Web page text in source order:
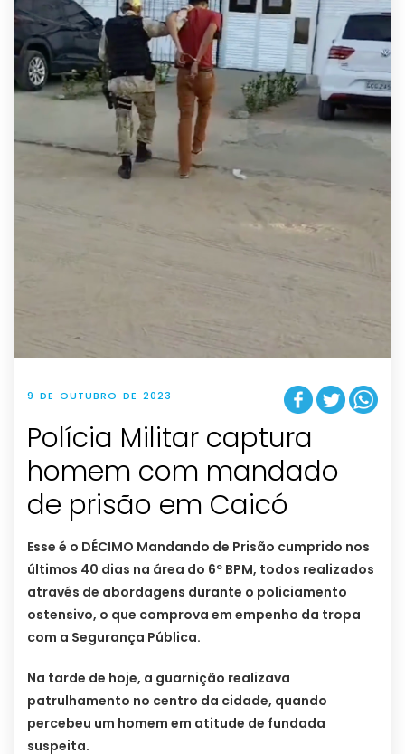
9 DE OUTUBRO DE 2023
Polícia Militar captura
homem com mandado
de prisão em Caicó
Esse é o DÉCIMO Mandando de Prisão cumprido nos
últimos 40 dias na área do 6º BPM, todos realizados
através de abordagens durante o policiamento
ostensivo, o que comprova em empenho da tropa
com a Segurança Pública.
Na tarde de hoje, a guarnição realizava
patrulhamento no centro da cidade, quando
percebeu um homem em atitude de fundada
suspeita.